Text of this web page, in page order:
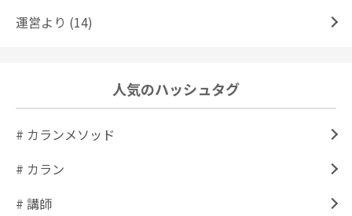
運営より (14)
人気のハッシュタグ
# カランメソッド
# カラン
# 講師